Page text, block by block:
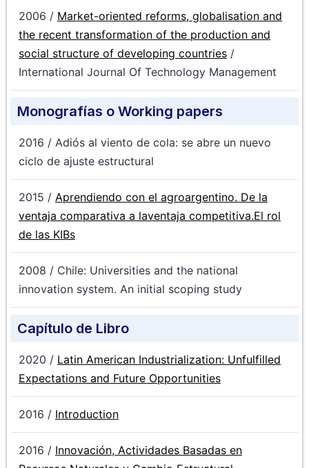
2006 / Market-oriented reforms, globalisation and
the recent transformation of the production and
social structure of developing countries /
International Journal Of Technology Management
Monografías o Working papers
2016 / Adiós al viento de cola: se abre un nuevo
ciclo de ajuste estructural
2015 / Aprendiendo con el agroargentino. De la
ventaja comparativa a laventaja competitiva.El rol
de las KIBs
2008 / Chile: Universities and the national
innovation system. An initial scoping study
Capítulo de Libro
2020 / Latin American Industrialization: Unfulfilled
Expectations and Future Opportunities
2016 / Introduction
2016 / Innovación, Actividades Basadas en